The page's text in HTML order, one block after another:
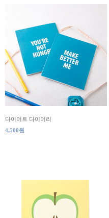
다이어트 다이어리
4,500원